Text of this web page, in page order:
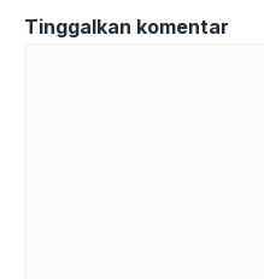
Tinggalkan komentar